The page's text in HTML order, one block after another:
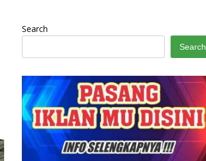
Search
Search